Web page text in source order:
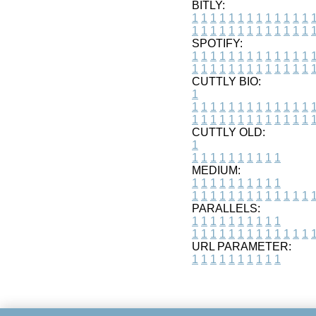
BITLY:
1 1 1 1 1 1 1 1 1 1 1 1 1 1
1 1 1 1 1 1 1 1 1 1 1 1 1 1
SPOTIFY:
1 1 1 1 1 1 1 1 1 1 1 1 1 1
1 1 1 1 1 1 1 1 1 1 1 1 1 1
CUTTLY BIO:
1
1 1 1 1 1 1 1 1 1 1 1 1 1 1
1 1 1 1 1 1 1 1 1 1 1 1 1 1
CUTTLY OLD:
1
1 1 1 1 1 1 1 1 1 1
MEDIUM:
1 1 1 1 1 1 1 1 1 1
1 1 1 1 1 1 1 1 1 1 1 1 1 1
PARALLELS:
1 1 1 1 1 1 1 1 1 1
1 1 1 1 1 1 1 1 1 1 1 1 1 1
URL PARAMETER:
1 1 1 1 1 1 1 1 1 1